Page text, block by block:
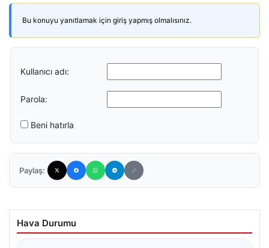
Bu konuyu yanıtlamak için giriş yapmış olmalısınız.
Kullanıcı adı:
Parola:
Beni hatırla
Paylaş:
Hava Durumu